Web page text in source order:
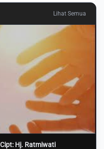
Lihat Semua
Hj. Ratmiwati